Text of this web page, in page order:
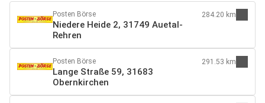
Posten Börse
Niedere Heide 2, 31749 Auetal-
Rehren
284.20 km
Posten Börse
Lange Straße 59, 31683
Obernkirchen
291.53 km